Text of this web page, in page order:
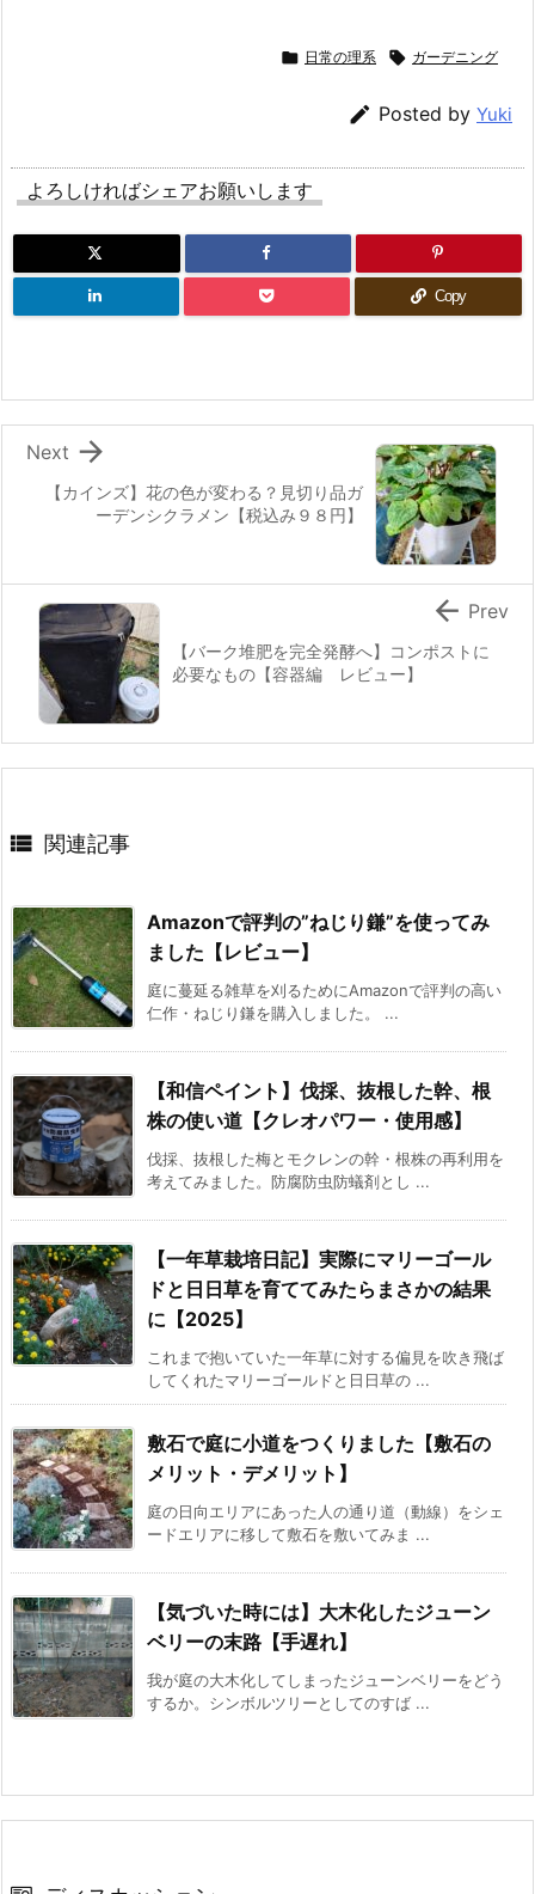
 日常の理系  ガーデニング
 Posted by Yuki
よろしければシェアお願いします
Copy
【カインズ】花の色が変わる？見切り品ガ
ーデンシクラメン【税込み９８円】

Next
【バーク堆肥を完全発酵へ】コンポストに
必要なもの【容器編 レビュー】
 Prev
 関連記事
Amazonで評判の”ねじり鎌”を使ってみ
ました【レビュー】
庭に蔓延る雑草を刈るためにAmazonで評判の高い
仁作・ねじり鎌を購入しました。 ...
【和信ペイント】伐採、抜根した幹、根
株の使い道【クレオパワー・使用感】
伐採、抜根した梅とモクレンの幹・根株の再利用を
考えてみました。防腐防虫防蟻剤とし ...
【一年草栽培日記】実際にマリーゴール
ドと日日草を育ててみたらまさかの結果
に【2025】
これまで抱いていた一年草に対する偏見を吹き飛ば
してくれたマリーゴールドと日日草の ...
敷石で庭に小道をつくりました【敷石の
メリット・デメリット】
庭の日向エリアにあった人の通り道（動線）をシェ
ードエリアに移して敷石を敷いてみま ...
【気づいた時には】大木化したジューン
ベリーの末路【手遅れ】
我が庭の大木化してしまったジューンベリーをどう
するか。シンボルツリーとしてのすば ...